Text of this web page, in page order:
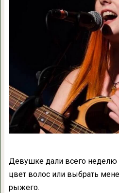
Девушке дали всего неделю
цвет волос или выбрать
рыжего.